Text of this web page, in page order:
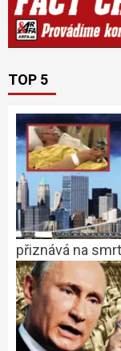
TOP 5
přiznává na